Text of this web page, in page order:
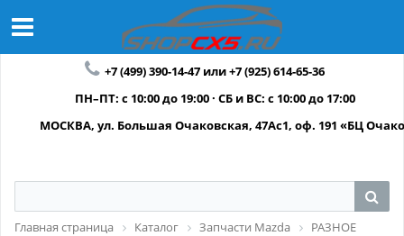
+7 (499) 390-14-47 или +7 (925) 614-65-36
ПН–ПТ: с 10:00 до 19:00 · СБ и ВС: с 10:00 до 17:00
МОСКВА, ул. Большая Очаковская, 47Ас1, оф. 191 «БЦ
Главная страница Каталог Запчасти Mazda
РАЗНОЕ